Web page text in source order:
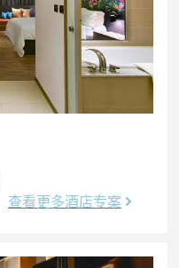
查看更多酒店专案